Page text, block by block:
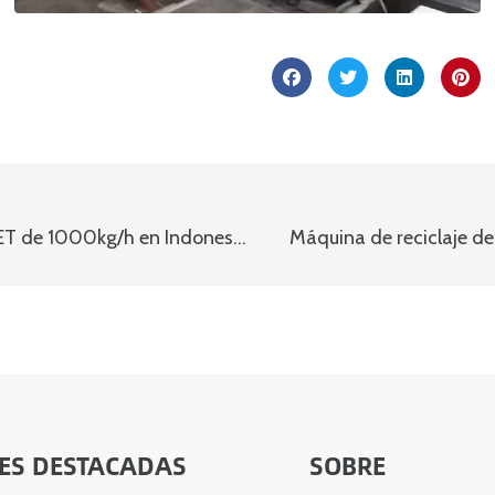
Máquina de reciclaje de escamas de botellas de PET de 1000kg/h en Indonesia Máquina de reciclaje
DESTACADAS SOBRE